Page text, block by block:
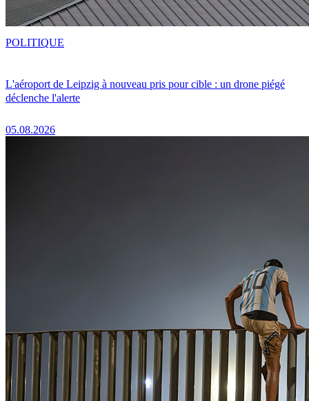
L'aéroport de Leipzig à nouveau pris pour cible : un drone piégé
déclenche l'alerte
05.08.2026
POLITIQUE